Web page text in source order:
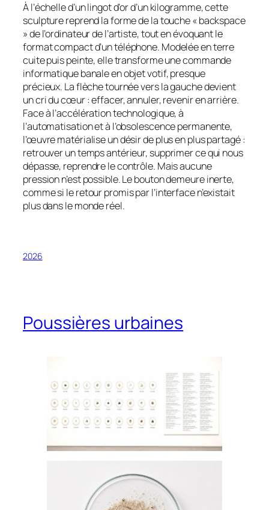
À l’échelle d’un lingot d’or d’un kilogramme, cette
sculpture reprend la forme de la touche « backspace
» de l’ordinateur de l’artiste, tout en évoquant le
format compact d’un téléphone. Modelée en terre
cuite puis peinte, elle transforme une commande
informatique banale en objet votif, presque
précieux. La flèche tournée vers la gauche devient
un cri du cœur : effacer, annuler, revenir en arrière.
Face à l’accélération technologique, à
l’automatisation et à l’obsolescence permanente,
l’œuvre matérialise un désir de plus en plus partagé :
retrouver un temps antérieur, supprimer ce qui nous
dépasse, reprendre le contrôle. Mais aucune
pression n’est possible. Le bouton demeure inerte,
comme si le retour promis par l’interface n’existait
plus dans le monde réel.
2026
Poussières urbaines